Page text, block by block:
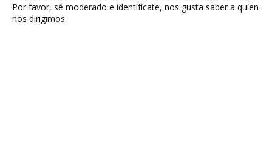
Por favor, sé moderado e identifícate, nos gusta saber a quien
nos dirigimos.